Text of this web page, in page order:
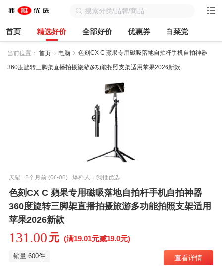
首页 精选好价 全部好价 优惠券 白菜党
当前位置： 首页 电脑 色刻CX C 蘋果专用磁吸落地自拍杆手机自拍神器
360度旋转三脚架直播拍摄旅游多功能拍照支架适用苹果2026新款
天猫 2个月前 (06-08) 爆料人：我推优选
色刻CX C 蘋果专用磁吸落地自拍杆手机自拍神器
360度旋转三脚架直播拍摄旅游多功能拍照支架适用
苹果2026新款
131.00 元 (满19.01元减19.0元)
销量:600件 查看详情